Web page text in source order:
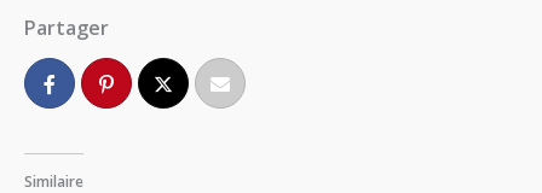
Partager
Similaire